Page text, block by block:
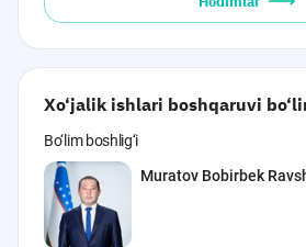
Xo‘jalik ishlari boshqaruvi
Bo‘lim boshlig‘i
Muratov Bobirbek